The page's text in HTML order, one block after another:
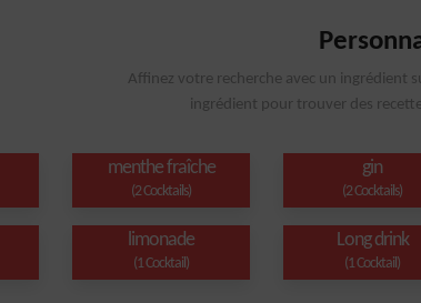
Affinez votre recherche avec un ingrédient
ingrédient pour trouver des
menthe fraîche
(2 Cocktails)
gin
(2 Cocktails)
limonade
(1 Cocktail)
Long drink
(1 Cocktail)